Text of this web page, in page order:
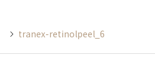
tranex-retinolpeel_6